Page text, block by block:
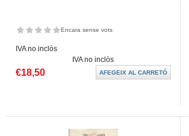
Encara sense vots
IVA no inclòs
IVA no inclòs
€18,50